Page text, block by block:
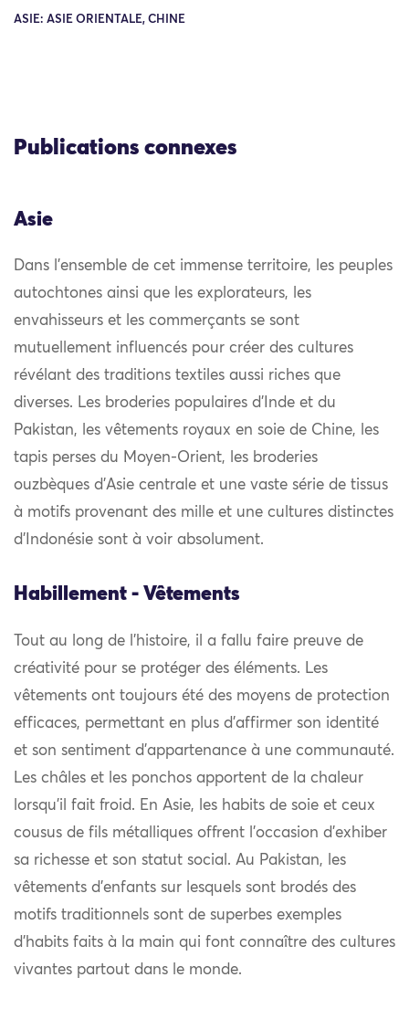
ASIE: ASIE ORIENTALE, CHINE
Publications connexes
Asie
Dans l’ensemble de cet immense territoire, les peuples
autochtones ainsi que les explorateurs, les
envahisseurs et les commerçants se sont
mutuellement influencés pour créer des cultures
révélant des traditions textiles aussi riches que
diverses. Les broderies populaires d’Inde et du
Pakistan, les vêtements royaux en soie de Chine, les
tapis perses du Moyen-Orient, les broderies
ouzbèques d’Asie centrale et une vaste série de tissus
à motifs provenant des mille et une cultures distinctes
d’Indonésie sont à voir absolument.
Habillement - Vêtements
Tout au long de l’histoire, il a fallu faire preuve de
créativité pour se protéger des éléments. Les
vêtements ont toujours été des moyens de protection
efficaces, permettant en plus d’affirmer son identité
et son sentiment d’appartenance à une communauté.
Les châles et les ponchos apportent de la chaleur
lorsqu’il fait froid. En Asie, les habits de soie et ceux
cousus de fils métalliques offrent l’occasion d’exhiber
sa richesse et son statut social. Au Pakistan, les
vêtements d’enfants sur lesquels sont brodés des
motifs traditionnels sont de superbes exemples
d’habits faits à la main qui font connaître des cultures
vivantes partout dans le monde.